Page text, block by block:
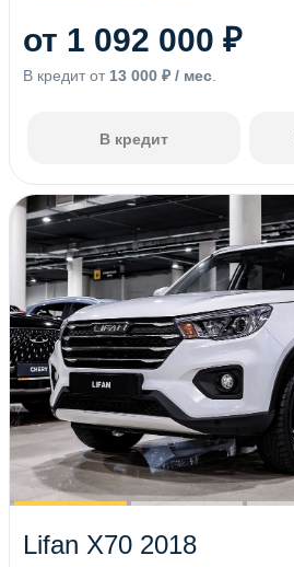
(36)
(8)
(5)
(2)
(4)
(1)
от 1 092 000 ₽
В кредит от 13 000 ₽ / мес
В кредит
Lifan X70 2018